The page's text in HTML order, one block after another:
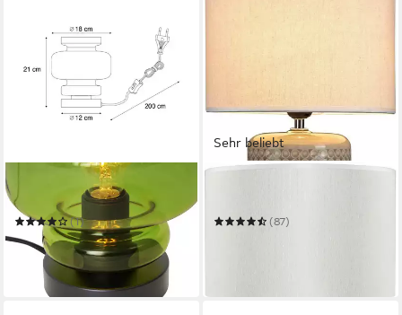
Tischleuchte Denise
(1)
34,90 € UVP53,95 €
in 4-5 Werktagen bei dir
Sehr beliebt
(87)